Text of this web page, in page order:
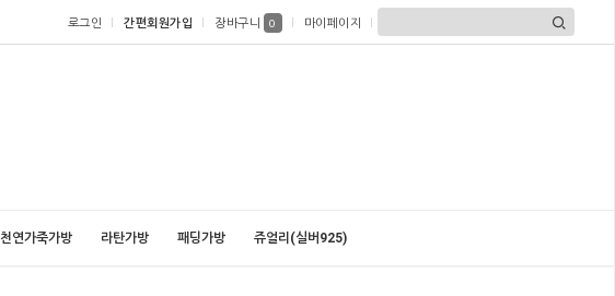
로그인 간편회원가입 장바구니 0 마이페이지
천연가죽가방 라탄가방 패딩가방 쥬얼리(실버925)